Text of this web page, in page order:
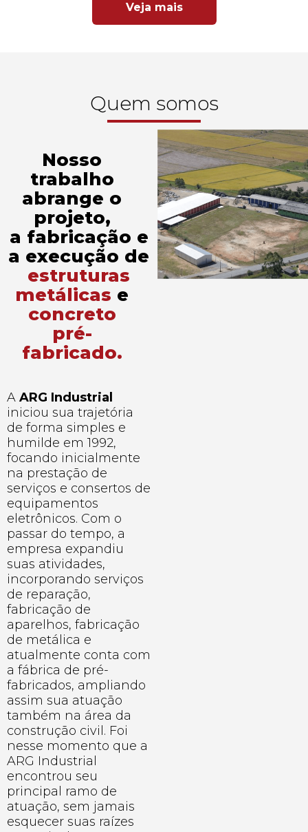
Veja mais
Quem somos
Nosso
trabalho
abrange o
projeto,
a fabricação e
a execução de
estruturas
metálicas e
concreto
pré-
fabricado.
A ARG Industrial
iniciou sua trajetória
de forma simples e
humilde em 1992,
focando inicialmente
na prestação de
serviços e consertos de
equipamentos
eletrônicos. Com o
passar do tempo, a
empresa expandiu
suas atividades,
incorporando serviços
de reparação,
fabricação de
aparelhos, fabricação
de metálica e
atualmente conta com
a fábrica de pré-
fabricados, ampliando
assim sua atuação
também na área da
construção civil. Foi
nesse momento que a
ARG Industrial
encontrou seu
principal ramo de
atuação, sem jamais
esquecer suas raízes